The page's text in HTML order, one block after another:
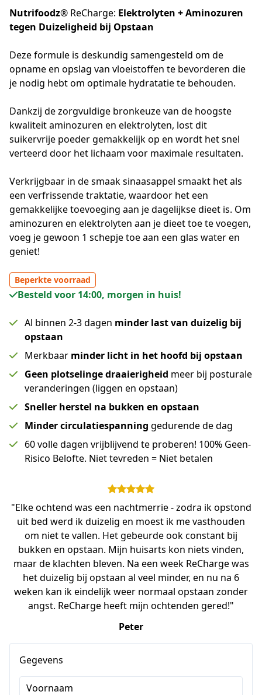
Nutrifoodz® ReCharge: Elektrolyten + Aminozuren
tegen Duizeligheid bij Opstaan
Deze formule is deskundig samengesteld om de
opname en opslag van vloeistoffen te bevorderen die
je nodig hebt om optimale hydratatie te behouden.
Dankzij de zorgvuldige bronkeuze van de hoogste
kwaliteit aminozuren en elektrolyten, lost dit
suikervrije poeder gemakkelijk op en wordt het snel
verteerd door het lichaam voor maximale resultaten.
Verkrijgbaar in de smaak sinaasappel smaakt het als
een verfrissende traktatie, waardoor het een
gemakkelijke toevoeging aan je dagelijkse dieet is. Om
aminozuren en elektrolyten aan je dieet toe te voegen,
voeg je gewoon 1 schepje toe aan een glas water en
geniet!
Beperkte voorraad
Besteld voor 14:00, morgen in huis!
Al binnen 2-3 dagen minder last van duizelig bij
opstaan
Merkbaar minder licht in het hoofd bij opstaan
Geen plotselinge draaierigheid meer bij posturale
veranderingen (liggen en opstaan)
Sneller herstel na bukken en opstaan
Minder circulatiespanning gedurende de dag
60 volle dagen vrijblijvend te proberen! 100% Geen-
Risico Belofte. Niet tevreden = Niet betalen
"Elke ochtend was een nachtmerrie - zodra ik opstond
uit bed werd ik duizelig en moest ik me vasthouden
om niet te vallen. Het gebeurde ook constant bij
bukken en opstaan. Mijn huisarts kon niets vinden,
maar de klachten bleven. Na een week ReCharge was
het duizelig bij opstaan al veel minder, en nu na 6
weken kan ik eindelijk weer normaal opstaan zonder
angst. ReCharge heeft mijn ochtenden gered!"
Peter
Gegevens
Voornaam